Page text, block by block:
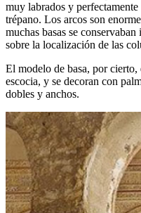
muy labrados y
trépano. Los arcos son
muchas basas se
sobre la localización de las
El modelo de basa, por
escocia, y se decoran con
dobles y anchos.